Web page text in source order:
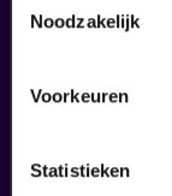
Noodzakelijk
Voorkeuren
Statistieken